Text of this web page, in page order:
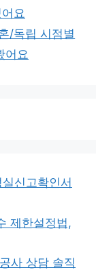
요
/독립 시점별
어요
신고확인서
제한설정법,
사 상담 솔직